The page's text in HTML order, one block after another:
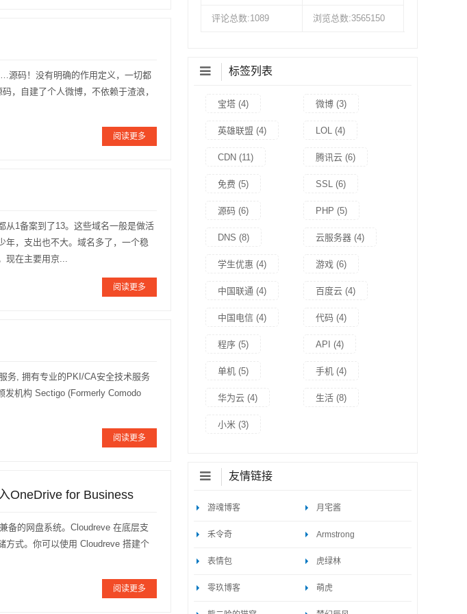
源码！没有明确的作用定义，一切都
，自建了个人微博，不依赖于渣浪，
阅读更多
从1备案到了13。这些域名一般是做活
年，支出也不大。域名多了，一个稳
现在主要用京...
阅读更多
务, 拥有专业的PKI/CA安全技术服务
发机构 Sectigo (Formerly Comodo
阅读更多
OneDrive for Business
备的网盘系统。Cloudreve 在底层支
方式。你可以使用 Cloudreve 搭建个
阅读更多
评论总数:1089 浏览总数:3565150
标签列表
宝塔 (4) 微博(3)
英雄联盟 (4) LOL(4)
CDN (11) 腾讯云(6)
免费 (5) SSL(6)
源码 (6) PHP (5)
DNS (8) 云服务器(4)
学生优惠 (4) 游戏(6)
中国联通 (4) 百度云(4)
中国电信 (4) 代码(4)
程序 (5) API (4)
单机 (5) 手机(4)
华为云 (4) 生活(8)
小米 (3)
友情链接
游魂博客 月宅酱
禾令奇 Armstrong
表情包 虎绿林
零玖博客 萌虎